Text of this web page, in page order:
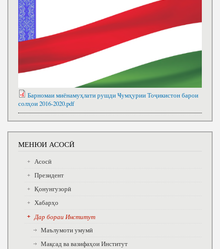
Барномаи миёнамуҳлати рушди Ҹумҳурии Тоҷикистон барои
солҳои 2016-2020.pdf
МЕНЮИ АСОСӢ
Асосӣ
Президент
Қонунгузорӣ
Хабарҳо
Дар бораи Институт
Маълумоти умумӣ
Мақсад ва вазифаҳои Институт